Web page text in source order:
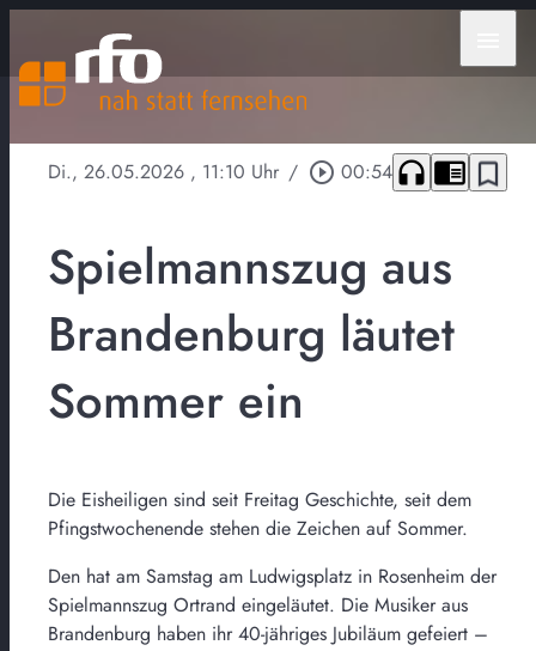
Di., 26.05.2026 , 11:10 Uhr / play_circle_outline 00:54 headphones chrome_reader_mode bookmark_border
Spielmannszug aus
Brandenburg läutet
Sommer ein
Die Eisheiligen sind seit Freitag Geschichte, seit dem
Pfingstwochenende stehen die Zeichen auf Sommer.
Den hat am Samstag am Ludwigsplatz in Rosenheim der
Spielmannszug Ortrand eingeläutet. Die Musiker aus
Brandenburg haben ihr 40-jähriges Jubiläum gefeiert –